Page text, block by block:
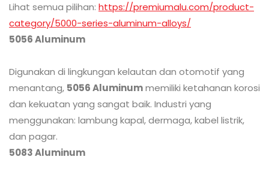
Lihat semua pilihan: https://premiumalu.com/product-
category/5000-series-aluminum-alloys/
5056 Aluminum
Digunakan di lingkungan kelautan dan otomotif yang
menantang, 5056 Aluminummemiliki ketahanan korosi
dan kekuatan yang sangat baik. Industri yang
menggunakan: lambung kapal, dermaga, kabel listrik,
dan pagar.
5083 Aluminum